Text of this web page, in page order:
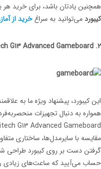
همچنین یادتان باشد، برای خرید
کیبوردمی‌توانید به سراغخرید از
2. Logitech G13 Advanced Gameboard
این کیبورد، پیشنهاد ویژه ما به
همواره به دنبال تجهیزات
مقایسه با سایرمدل‌ها، ساختاری
گرفتن دست بر روی کیبورد طراحی
حساب می‌آیید که ساعت‌های زیادی